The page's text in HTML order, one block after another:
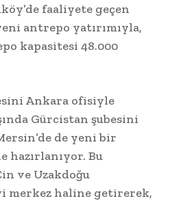
faaliyete geçen
antrepo yatırımıyla,
kapasitesi 48.000
Ankara ofisiyle
Gürcistan şubesini
de yeni bir
hazırlanıyor. Bu
ve Uzakdoğu
merkez haline getirerek,